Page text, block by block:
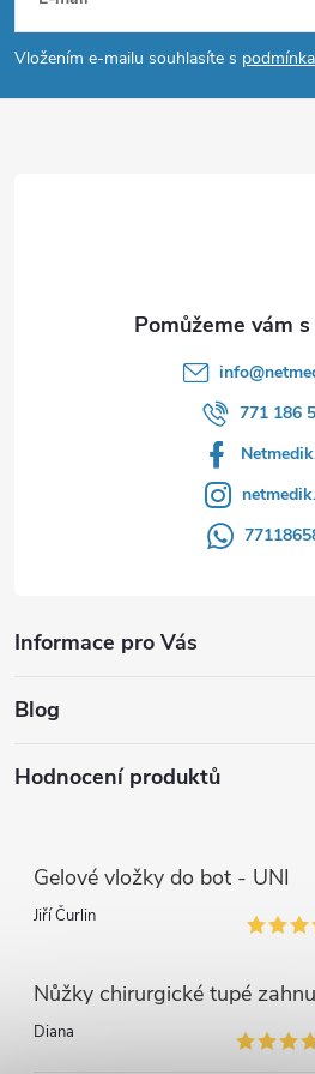
p
a
Vložením e-mailu souhlasíte s
Informace pro Vás
info@
771 186
Blog
Hodnocení produktů
Gelové vložky do bot - UNI
Jiří Čurlin
Nůžky chirurgické tupé
Diana